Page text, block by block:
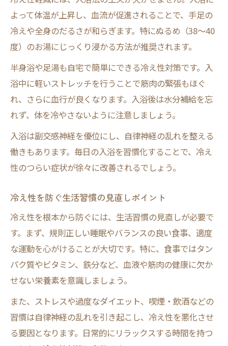
よって体温が上昇し、血流が促進されることで、手足の
冷えや全身のだるさが和らぎます。特にぬるめ（38〜40
度）のお湯にじっくり浸かる方法が推奨されます。
半身浴や足湯も自宅で簡単にできる冷え性対策です。入
浴中に軽いストレッチを行うことで筋肉の緊張もほぐ
れ、さらに血行が良くなります。入浴後は水分補給を忘
れず、体を冷やさないように注意しましょう。
入浴は副交感神経を優位にし、自律神経の乱れを整える
働きもあります。毎日の入浴を習慣化することで、冷え
性のつらい症状が徐々に改善されるでしょう。
冷え性を防ぐ生活習慣の見直しポイント
冷え性を根本から防ぐには、生活習慣の見直しが必要で
す。まず、規則正しい睡眠やバランスの良い食事、適度
な運動を心がけることが大切です。特に、食事ではタン
パク質やビタミン、鉄分など、血液や筋肉の健康に欠か
せない栄養素を意識しましょう。
また、ストレスや過度なダイエット、喫煙・飲酒などの
習慣は自律神経の乱れを引き起こし、冷え性を悪化させ
る要因となります。日常的にリラックスする時間を持つ